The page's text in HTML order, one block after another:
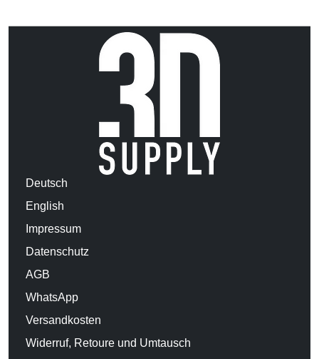
Deutsch
English
Impressum
Datenschutz
AGB
WhatsApp
Versandkosten
Widerruf, Retoure und Umtausch